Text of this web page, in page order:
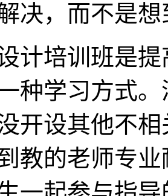
决，而不是
计培训班是
种学习方式
开设其他不
教的老师专